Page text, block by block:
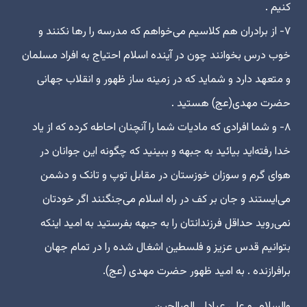
کنیم .
۷- از برادران هم کلاسیم می‌خواهم که مدرسه را رها نکنند و
خوب درس بخوانند چون در آینده اسلام احتیاج به افراد مسلمان
و متعهد دارد و شماید که در زمینه ساز ظهور و انقلاب جهانی
حضرت مهدی(عج) هستید .
۸- و شما افرادی که مادیات شما را آنچنان احاطه کرده که از یاد
خدا رفته‌اید بیائید به جبهه و ببینید که چگونه این جوانان در
هوای گرم و سوزان خوزستان در مقابل توپ و تانک و دشمن
می‌ایستند و جان بر کف در راه اسلام می‌جنگنند اگر خودتان
نمی‌روید حداقل فرزندانتان را به جبهه بفرستید به امید اینکه
بتوانیم قدس عزیز و فلسطین اشغال شده را در تمام جهان
برافرازنده . به امید ظهور حضرت مهدی (عج).